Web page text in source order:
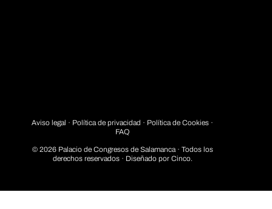
Aviso legal · Política de privacidad · Política de Cookies ·
FAQ
© 2026 Palacio de Congresos de Salamanca · Todos los
derechos reservados · Diseñado por Cinco.